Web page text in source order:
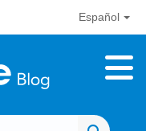
Español